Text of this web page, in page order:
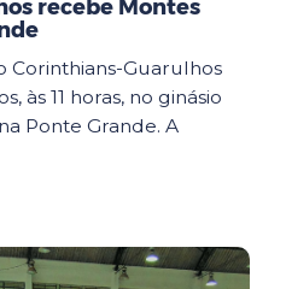
recebe Montes
Corinthians-Guarulhos
às 11 horas, no ginásio
Ponte Grande. A